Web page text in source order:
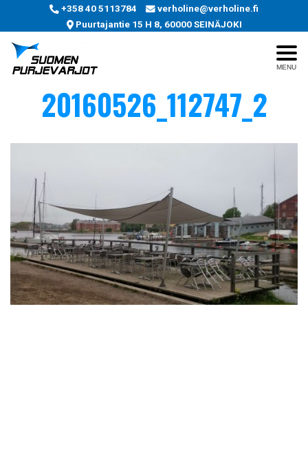
+358 40 5113784
verholine@verholine.fi
Puurtajantie 15 H 8, 60000 SEINÄJOKI
MENU
20160526_112747_2